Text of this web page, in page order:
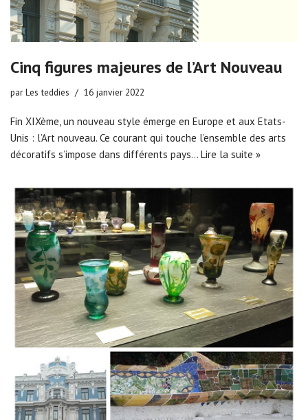
Cinq figures majeures de l’Art Nouveau
parLes teddies 16 janvier 2022
Fin XIXème, un nouveau style émerge en Europe et aux Etats-
Unis : l’Art nouveau. Ce courant qui touche l’ensemble des arts
décoratifs s’impose dans différents pays… Lire la suite »